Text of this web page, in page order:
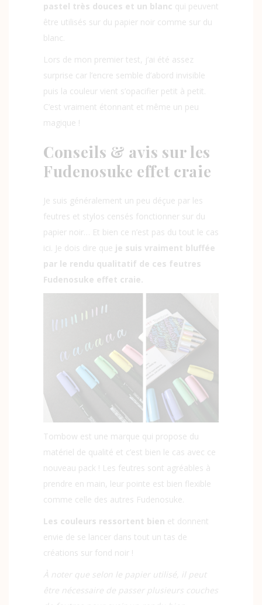
pastel très douces et un blanc qui peuvent
être utilisés sur du papier noir comme sur du
blanc.
Lors de mon premier test, j’ai été assez
surprise car l’encre semble d’abord invisible
puis la couleur vient s’opacifier petit à petit.
C’est vraiment étonnant et même un peu
magique !
Conseils & avis sur les
Fudenosuke effet craie
Je suis généralement un peu déçue par les
feutres et stylos censés fonctionner sur du
papier noir… Et bien ce n’est pas du tout le cas
ici. Je dois dire que je suis vraiment bluffée
par le rendu qualitatif de ces feutres
Fudenosuke effet craie.
Tombow est une marque qui propose du
matériel de qualité et c’est bien le cas avec ce
nouveau pack ! Les feutres sont agréables à
prendre en main, leur pointe est bien flexible
comme celle des autres Fudenosuke.
Les couleurs ressortent bien et donnent
envie de se lancer dans tout un tas de
créations sur fond noir !
À noter que selon le papier utilisé, il peut
être nécessaire de passer plusieurs couches